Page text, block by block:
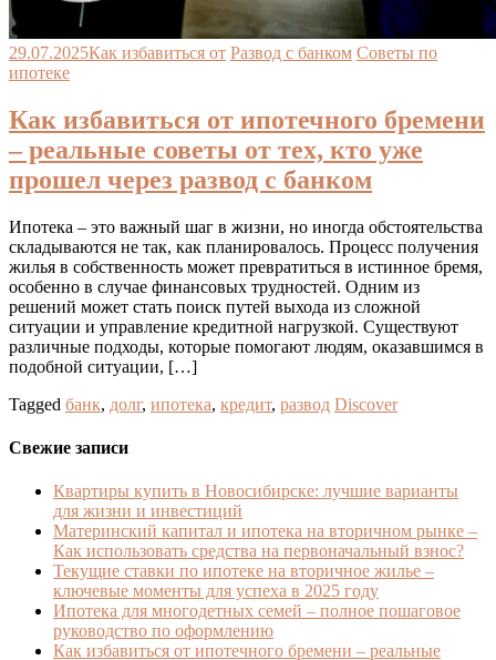
29.07.2025Как избавиться от Развод с банком Советы по
ипотеке
Как избавиться от ипотечного бремени
– реальные советы от тех, кто уже
прошел через развод с банком
Ипотека – это важный шаг в жизни, но иногда обстоятельства
складываются не так, как планировалось. Процесс получения
жилья в собственность может превратиться в истинное бремя,
особенно в случае финансовых трудностей. Одним из
решений может стать поиск путей выхода из сложной
ситуации и управление кредитной нагрузкой. Существуют
различные подходы, которые помогают людям, оказавшимся в
подобной ситуации, […]
Tagged банк, долг, ипотека, кредит, развод Discover
Свежие записи
Квартиры купить в Новосибирске: лучшие варианты
для жизни и инвестиций
Материнский капитал и ипотека на вторичном рынке –
Как использовать средства на первоначальный взнос?
Текущие ставки по ипотеке на вторичное жилье –
ключевые моменты для успеха в 2025 году
Ипотека для многодетных семей – полное пошаговое
руководство по оформлению
Как избавиться от ипотечного бремени – реальные